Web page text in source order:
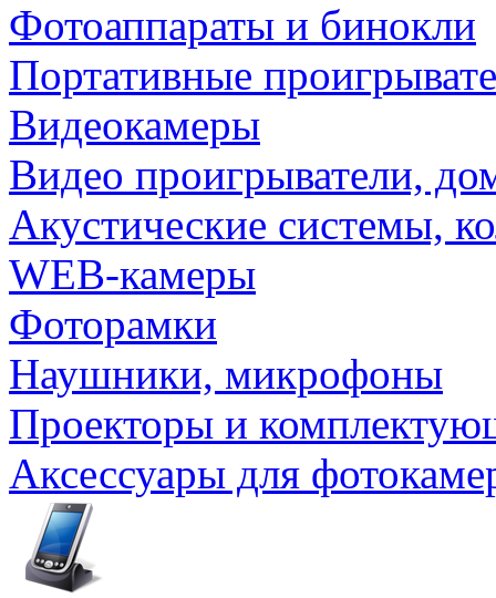
Фотоаппараты и бинокли
Портативные
Видеокамеры
Видео проигрыватели,
Акустические системы,
WEB-камеры
Фоторамки
Наушники, микрофоны
Проекторы и
Аксессуары для